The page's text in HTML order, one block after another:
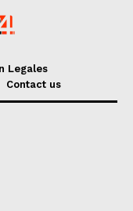
Legales
Contact us